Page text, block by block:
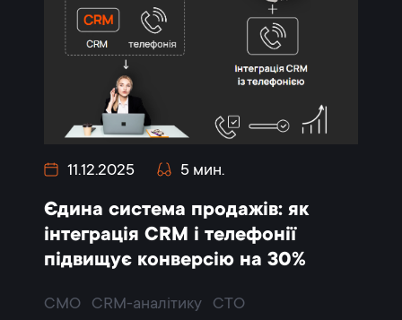
11.12.2025 5 мин.
Єдина система продажів: як
інтеграція CRM і телефонії
підвищує конверсію на 30%
CMO CRM-аналітику
CTO